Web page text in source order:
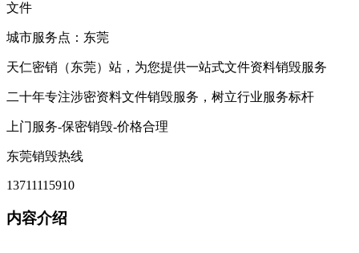
文件
城市服务点：东莞
天仁密销（东莞）站，为您提供一站式文件资料销毁服务
二十年专注涉密资料文件销毁服务，树立行业服务标杆
上门服务-保密销毁-价格合理
东莞销毁热线
13711115910
内容介绍